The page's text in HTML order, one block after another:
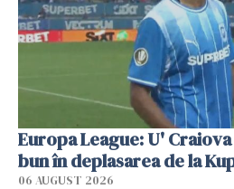
Europa League: U'
bun în deplasarea de la
06 AUGUST 2026